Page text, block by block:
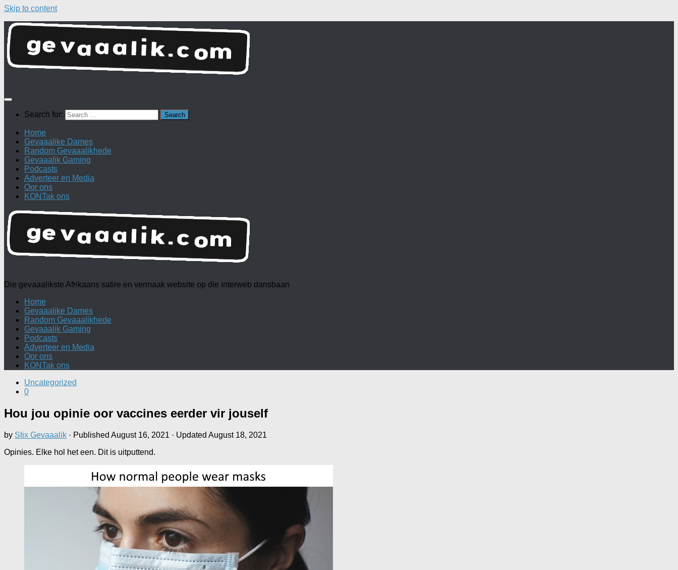
Skip to content
Search for:
Home
Gevaaalike Dames
Random Gevaaalikhede
Gevaaalik Gaming
Podcasts
Adverteer en Media
Oor ons
KONTak ons
Die gevaaalikste Afrikaans satire en vermaak website op die interweb dansbaan
Home
Gevaaalike Dames
Random Gevaaalikhede
Gevaaalik Gaming
Podcasts
Adverteer en Media
Oor ons
KONTak ons
Uncategorized
0
Hou jou opinie oor vaccines eerder vir jouself
by Stix Gevaaalik · Published August 16, 2021 · Updated August 18, 2021
Opinies. Elke hol het een. Dit is uitputtend.